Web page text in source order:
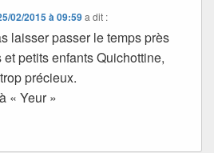
02/2015 à 09:59 a dit :
laisser passer le temps près
et petits enfants Quichottine,
précieux.
« Yeur »